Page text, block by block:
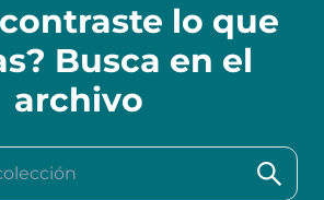
lo que
Busca en el
archivo